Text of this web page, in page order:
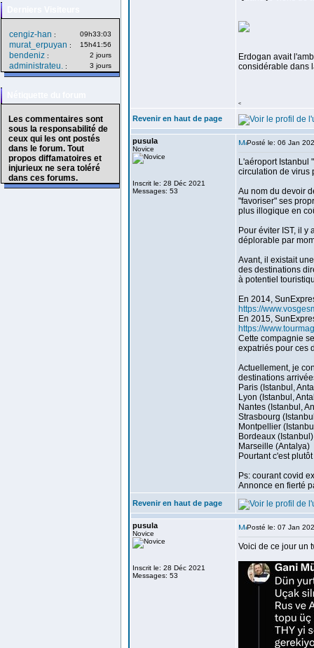
cengiz-han : 09h33:03
murat_erpuyan : 15h41:56
bendeniz : 2 jours
administrateu. : 3 jours
Les commentaires sont
sous la responsabilité de
ceux qui les ont postés
dans le forum. Tout
propos diffamatoires et
injurieux ne sera toléré
dans ces forums.
Erdogan avait
considérable dans
<
Revenir en haut de page
pusula
Novice
Inscrit le: 28 Déc 2021
Messages: 53
Posté le: 06 Jan
L'aéroport Istanbul
circulation de virus
Au nom du devoir
"favoriser" ses
plus illogique en
Pour éviter IST, il
déplorable par
Avant, il existait
des destinations
à potentiel
En 2014,
https://
En 2015,
https://
Cette compagnie
expatriés pour ces
Actuellement, je
destinations
Paris (Istanbul,
Lyon (Istanbul,
Nantes (Istanbul,
Strasbourg
Montpellier
Bordeaux (Istanbul)
Marseille (Antalya)
Pourtant c'est
Ps: courant covid
Annonce en fierté
Revenir en haut de page
pusula
Novice
Inscrit le: 28 Déc 2021
Messages: 53
Posté le: 07 Jan
Voici de ce jour un